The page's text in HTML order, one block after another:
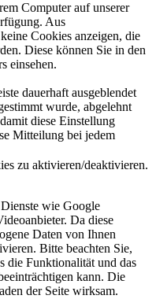
Computer auf unserer
Aus
Cookies anzeigen, die
Diese können Sie in den
einsehen.
dauerhaft ausgeblendet
wurde, abgelehnt
diese Einstellung
Mitteilung bei jedem
zu aktivieren/deaktivieren.
wie Google
Da diese
Daten von Ihnen
Bitte beachten Sie,
die Funktionalität und das
kann. Die
der Seite wirksam.